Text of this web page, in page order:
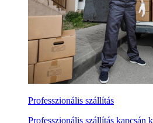
Professzionális szállítás
Professzionális szállítás kapcsán